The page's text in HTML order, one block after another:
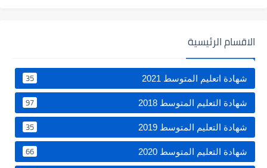
الاقسام الرئيسية
شهادة اتعليم المتوسط 2021 35
شهادة التعليم المتوسط 2018 97
شهادة التعليم المتوسط 2019 35
شهادة التعليم المتوسط 2020 66